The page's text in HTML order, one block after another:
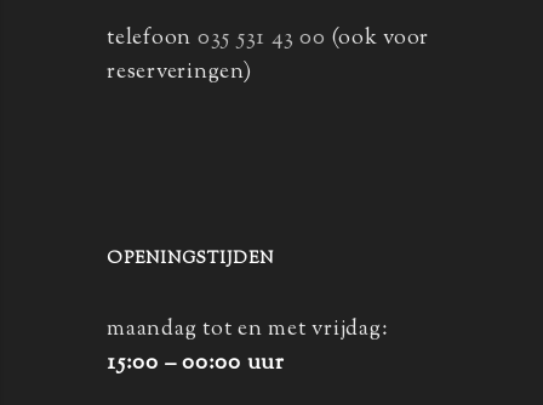
telefoon 035 531 43 00 (ook voor
reserveringen)
OPENINGSTIJDEN
maandag tot en met vrijdag:
15:00 – 00:00 uur